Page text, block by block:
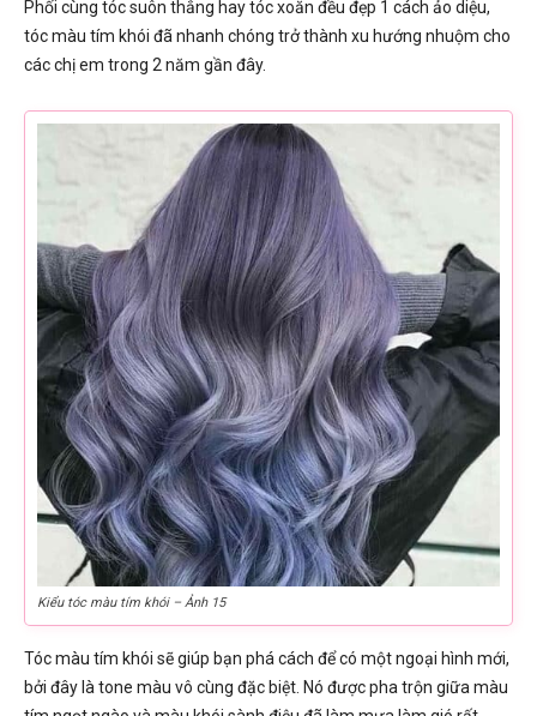
Phối cùng tóc suôn thẳng hay tóc xoăn đều đẹp 1 cách ảo diệu,
tóc màu tím khói đã nhanh chóng trở thành xu hướng nhuộm cho
các chị em trong 2 năm gần đây.
Kiểu tóc màu tím khói – Ảnh 15
Tóc màu tím khói sẽ giúp bạn phá cách để có một ngoại hình mới,
bởi đây là tone màu vô cùng đặc biệt. Nó được pha trộn giữa màu